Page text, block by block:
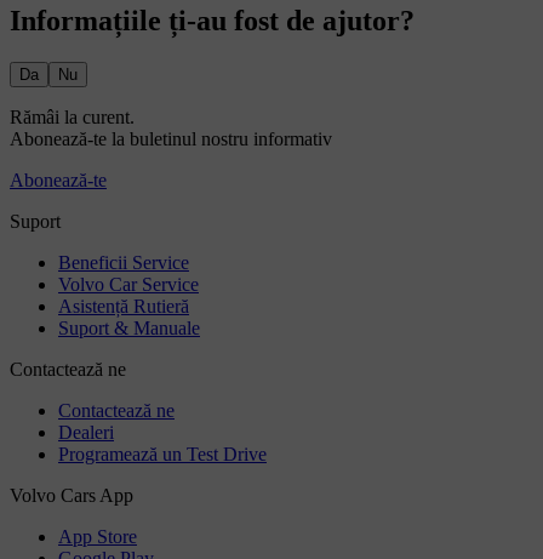
Informațiile ți-au fost de ajutor?
Da Nu